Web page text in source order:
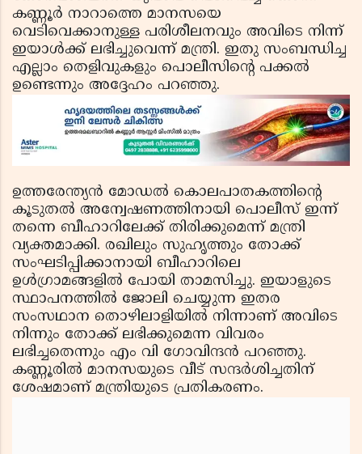
കണ്ണൂര്‍ നാറാത്തെ മാനസയെ
വെടിവെക്കാനുള്ള പരിശീലനവും അവിടെ നിന്ന്
ഇയാള്‍ക്ക് ലഭിച്ചുവെന്ന് മന്ത്രി. ഇതു സംബന്ധിച്ച
എല്ലാം തെളിവുകളും പൊലീസിന്റെ പക്കല്‍
ഉണ്ടെന്നും അദ്ദേഹം പറഞ്ഞു.
ഉത്തരേന്ത്യന്‍ മോഡല്‍ കൊലപാതകത്തിന്റെ
കൂടുതല്‍ അന്വേഷണത്തിനായി പൊലീസ് ഇന്ന്
തന്നെ ബീഹാറിലേക്ക് തിരിക്കുമെന്ന് മന്ത്രി
വ്യക്തമാക്കി. രഖിലും സുഹൃത്തും തോക്ക്
സംഘടിപ്പിക്കാനായി ബീഹാറിലെ
ഉള്‍ഗ്രാമങ്ങളില്‍ പോയി താമസിച്ചു. ഇയാളുടെ
സ്ഥാപനത്തില്‍ ജോലി ചെയ്യുന്ന ഇതര
സംസഥാന തൊഴിലാളിയില്‍ നിന്നാണ് അവിടെ
നിന്നും തോക്ക് ലഭിക്കുമെന്ന വിവരം
ലഭിച്ചതെന്നും എം വി ഗോവിന്ദന്‍ പറഞ്ഞു.
കണ്ണൂരില്‍ മാനസയുടെ വീട് സന്ദര്‍ശിച്ചതിന്
ശേഷമാണ് മന്ത്രിയുടെ പ്രതികരണം.